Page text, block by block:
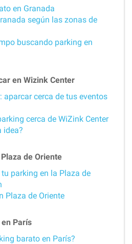
en Granada
según las zonas de
buscando parking en
en Wizink Center
aparcar cerca de tus eventos
cerca de WiZink Center
idea?
de Oriente
parking en la Plaza de
Plaza de Oriente
París
barato en París?